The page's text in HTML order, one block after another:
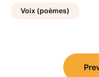
Voix (poèmes)
Navigation